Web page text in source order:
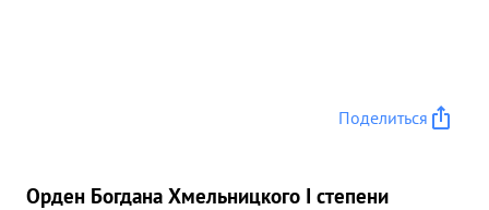
Поделиться
Орден Богдана Хмельницкого I степени